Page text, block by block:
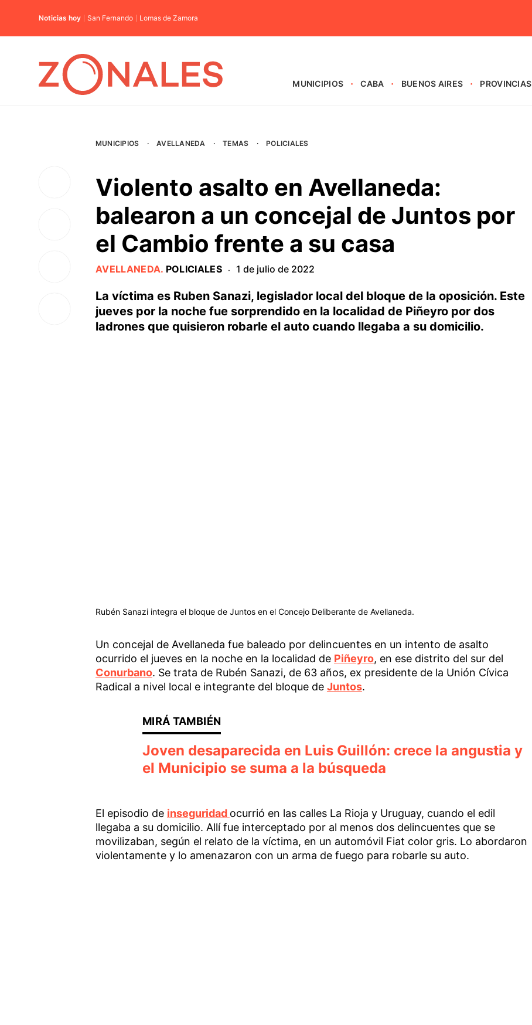
Noticias hoy San Fernando Lomas de Zamora
MUNICIPIOS CABA BUENOS AIRES PROVINCIAS
MUNICIPIOS · AVELLANEDA · TEMAS · POLICIALES
Violento asalto en Avellaneda:
balearon a un concejal de Juntos por
el Cambio frente a su casa
AVELLANEDA. POLICIALES · 1 de julio de 2022
La víctima es Ruben Sanazi, legislador local del bloque de la oposición. Este
jueves por la noche fue sorprendido en la localidad de Piñeyro por dos
ladrones que quisieron robarle el auto cuando llegaba a su domicilio.
Rubén Sanazi integra el bloque de Juntos en el Concejo Deliberante de Avellaneda.
Un concejal de Avellaneda fue baleado por delincuentes en un intento de asalto
ocurrido el jueves en la noche en la localidad de Piñeyro, en ese distrito del sur del
Conurbano. Se trata de Rubén Sanazi, de 63 años, ex presidente de la Unión Cívica
Radical a nivel local e integrante del bloque de Juntos.
Joven desaparecida en Luis Guillón: crece la angustia y
el Municipio se suma a la búsqueda
El episodio de inseguridad ocurrió en las calles La Rioja y Uruguay, cuando el edil
llegaba a su domicilio. Allí fue interceptado por al menos dos delincuentes que se
movilizaban, según el relato de la víctima, en un automóvil Fiat color gris. Lo abordaron
violentamente y lo amenazaron con un arma de fuego para robarle su auto.